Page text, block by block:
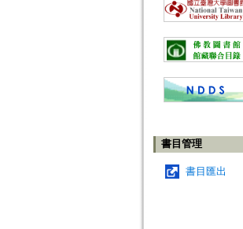
書目管理
書目匯出